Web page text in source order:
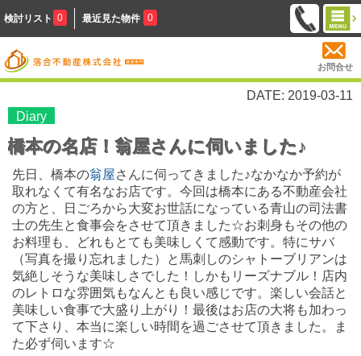
検討リスト 0 最近見た物件 0
お問合せ
DATE: 2019-03-11
Diary
橋本の名店！翁屋さんに伺いました♪
先日、橋本の翁屋さんに伺ってきました♪なかなか予約が
取れなくて有名なお店です。今回は橋本にある不動産会社
の方と、日ごろから大変お世話になっている青山の司法書
士の先生と食事会をさせて頂きました☆お刺身もその他の
お料理も、どれもとても美味しくて感動です。特にサバ
（写真を撮り忘れました）と 馬刺しのシャトーブリアンは
気絶しそうな美味しさでした！しかもリーズナブル！店内
のレトロな雰囲気もなんとも良い感じです。楽しい会話と
美味しい食事で大盛り上がり！最後はお店の大将も加わっ
て下さり、本当に楽しい時間を過ごさせて頂きました。ま
た必ず伺います☆